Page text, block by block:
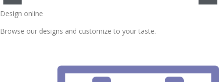
Design online
Browse our designs and customize to your taste.